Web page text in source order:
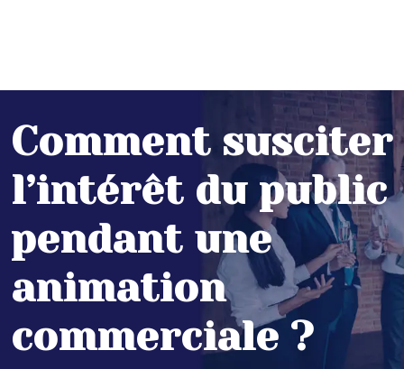
Comment susciter
l’intérêt du public
pendant une
animation
commerciale ?